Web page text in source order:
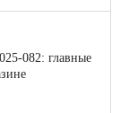
082: главные